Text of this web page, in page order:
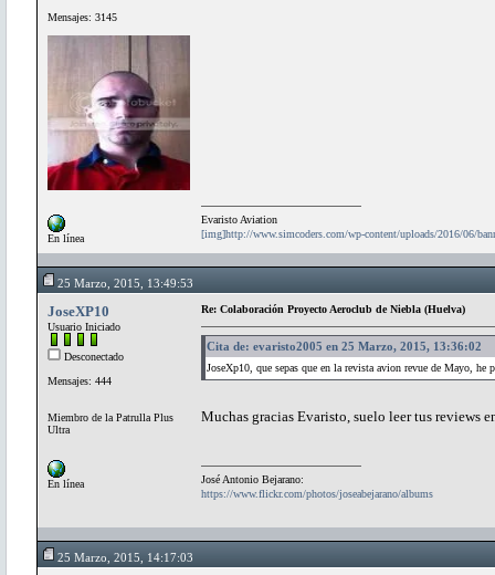
Mensajes: 3145
En línea
Evaristo Aviation
[img]http://www.simcoders.com/wp-content/uploads/2016/06/
25 Marzo, 2015, 13:49:53
JoseXP10
Usuario Iniciado
Desconectado
Mensajes: 444
Miembro de la Patrulla Plus
Ultra
En línea
Re: Colaboración Proyecto Aeroclub de Niebla (Huelva)
Cita de: evaristo2005 en 25 Marzo, 2015, 13:36:02
JoseXp10, que sepas que en la revista avion revue de Mayo, he
Muchas gracias Evaristo, suelo leer tus reviews
José Antonio Bejarano:
https://www.flickr.com/photos/joseabejarano/albums
25 Marzo, 2015, 14:17:03